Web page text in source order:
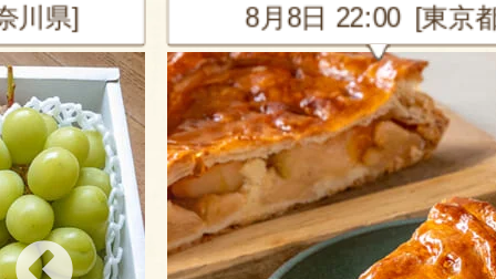
川県] 8月8日 22:00 [東京